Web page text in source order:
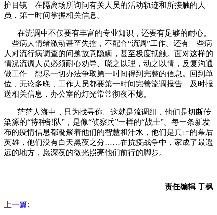
护目镜，在隔离场所询问有关人员的活动轨迹和所接触的人
员，第一时间掌握相关信息。
在流调中不仅要有丰富的专业知识，还要有足够的耐心。
一些病人情绪激动甚至失控，不配合“流调”工作。还有一些病
人对流行病调查的问题故意隐瞒，甚至极度抵触。面对这样的
情况流调人员必须耐心劝导、晓之以理，动之以情，反复沟通
做工作，想尽一切办法争取第一时间得到完整的信息。回到单
位，无论多晚，工作人员都要第一时间完善流调报告，及时报
送相关信息，办公室的灯光常常彻夜不熄。
茫茫人海中，只为找寻你。这就是流调组，他们是切断传
染源的“特种部队”，是像“侦察兵”一样的“战士”。每一条新发
布的疫情信息都凝聚着他们的智慧和汗水，他们是真正的幕后
英雄，他们没有白天黑夜之分……在抗疫战争中，家成了最遥
远的地方，愿深夜的微光照亮他们前行的脚步。
责任编辑 于枫
上一篇: